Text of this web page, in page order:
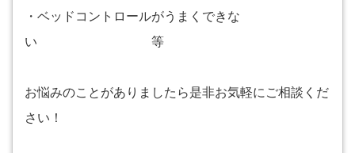
・ベッドコントロールがうまくできな
い 等
お悩みのことがありましたら是非お気軽にご相談くだ
さい！